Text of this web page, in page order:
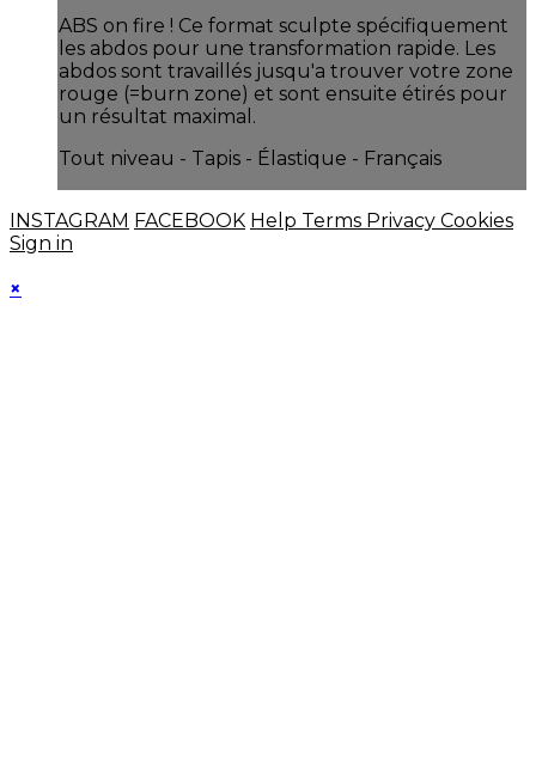
ABS on fire ! Ce format sculpte spécifiquement
les abdos pour une transformation rapide. Les
abdos sont travaillés jusqu'a trouver votre zone
rouge (=burn zone) et sont ensuite étirés pour
un résultat maximal.
Tout niveau - Tapis - Élastique - Français
INSTAGRAM FACEBOOK Help Terms Privacy Cookies
Sign in
×